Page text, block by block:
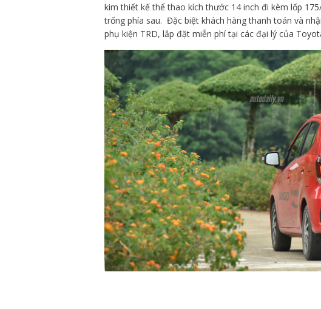
kim thiết kế thể thao kích thước 14 inch đi kèm lốp
trống phía sau. Đặc biệt khách hàng thanh toán và
phụ kiện TRD, lắp đặt miễn phí tại các đại lý của